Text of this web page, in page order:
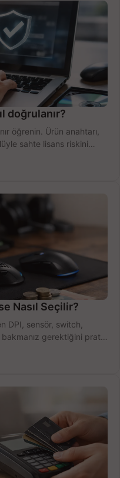
doğrulanır?
öğrenin. Ürün anahtarı,
sahte lisans riskini
Nasıl Seçilir?
DPI, sensör, switch,
bakmanız gerektiğini pratik